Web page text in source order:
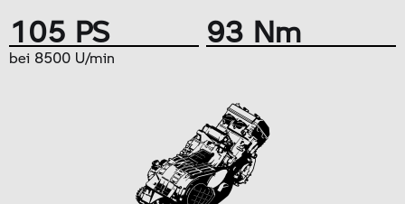
105 PS
bei 8500 U/min
93 Nm